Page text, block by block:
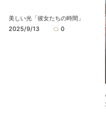
美しい光「彼女たちの時間」
2025/9/13
0